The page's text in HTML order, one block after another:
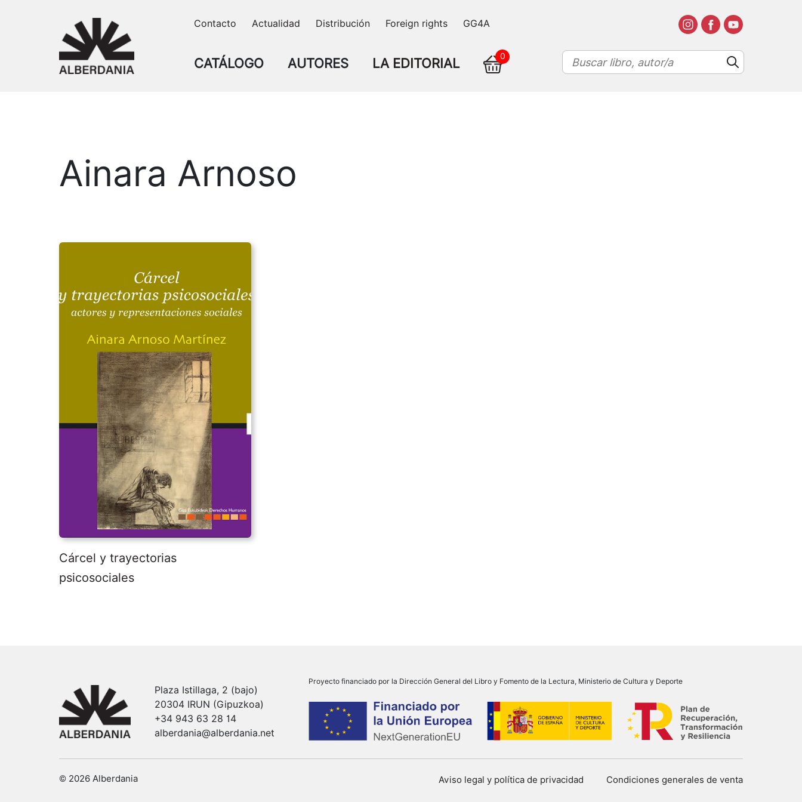
Contacto Actualidad Distribución Foreign rights GG4A
CATÁLOGO AUTORES LA EDITORIAL 0
Ainara Arnoso
Cárcel y trayectorias
psicosociales
Plaza Istillaga, 2 (bajo)
20304 IRUN (Gipuzkoa)
+34 943 63 28 14
alberdania@alberdania.net
Proyecto financiado por la Dirección General del Libro y Fomento de la Lectura, Ministerio de Cultura y Deporte
© 2026 Alberdania Aviso legal y política de privacidad Condiciones generales de venta